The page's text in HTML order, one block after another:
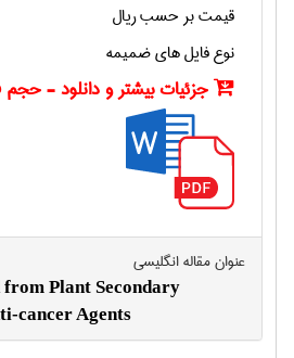
قیمت بر حسب ریال
نوع فایل های ضمیمه
جزئیات بیشتر و دانلود - حجم
عنوان مقاله انگليسی
Plant Secondary
cancer Agents